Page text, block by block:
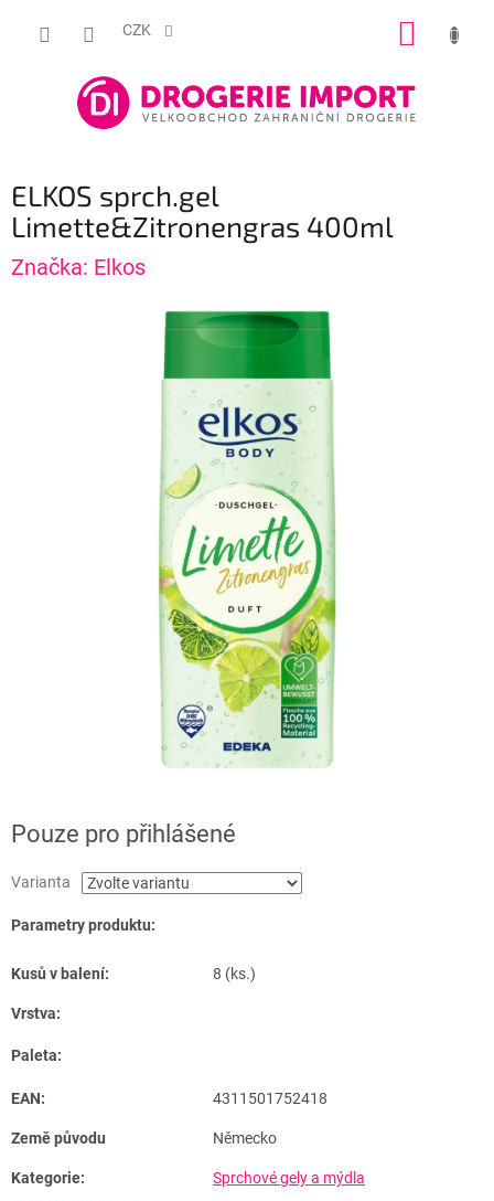
CZK
ELKOS sprch.gel
Limette&Zitronengras 400ml
Značka: Elkos
Pouze pro přihlášené
Varianta
Parametry produktu:
Kusů v balení: 8 (ks.)
Vrstva:
Paleta:
EAN: 4311501752418
Země původu Německo
Kategorie:
Sprchové gely a mýdla